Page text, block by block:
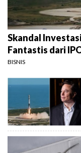
Skandal
Fantastis dari
BISNIS